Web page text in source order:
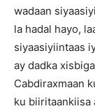
wadaan
la hadal hayo,
siyaasiyiintaas
ay dadka
Cabdiraxmaan
ku biiritaankiisa